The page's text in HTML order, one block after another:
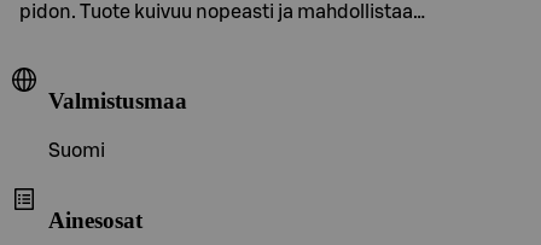
pidon. Tuote kuivuu nopeasti ja mahdollistaa…
Valmistusmaa
Suomi
Ainesosat